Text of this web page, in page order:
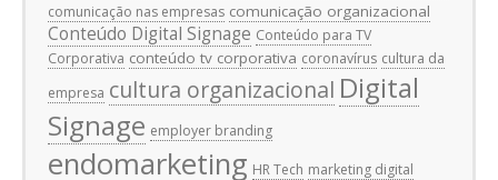
comunicação nas empresas comunicação organizacional
Conteúdo Digital Signage Conteúdo para TV
Corporativa conteúdo tv corporativa coronavírus cultura da
empresa cultura organizacional Digital
Signage employer branding
endomarketing HR Tech marketing digital